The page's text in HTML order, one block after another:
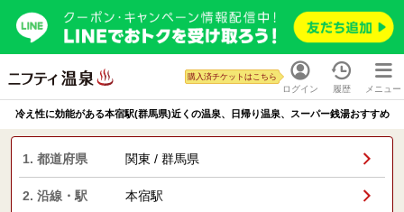
ログイン
購入済チケットはこちら
履歴 メニュー
冷え性に効能がある本宿駅(群馬県)近くの温泉、日帰り温泉、スーパー銭湯おすすめ
1. 都道府県 関東 / 群馬県
2. 沿線・駅 本宿駅